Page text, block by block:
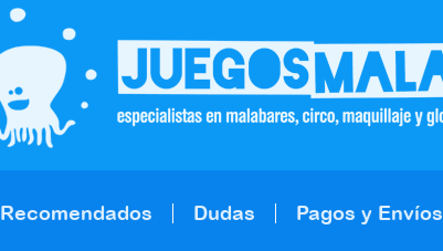
Recomendados Dudas Pagos y Envíos